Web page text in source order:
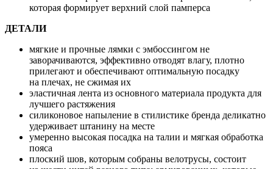
которая формирует верхний слой памперса
ДЕТАЛИ
мягкие и прочные лямки с эмбоссингом не
заворачиваются, эффективно отводят влагу, плотно
прилегают и обеспечивают оптимальную посадку
на плечах, не сжимая их
эластичная лента из основного материала продукта для
лучшего растяжения
силиконовое напыление в стилистике бренда деликатно
удерживает штанину на месте
умеренно высокая посадка на талии и мягкая обработка
пояса
плоский шов, которым собраны велотрусы, состоит